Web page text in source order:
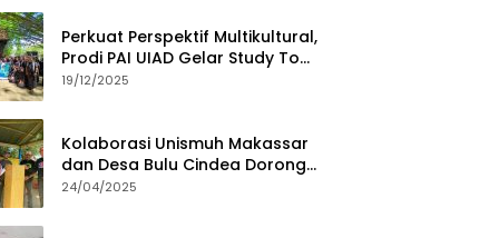
Perkuat Perspektif Multikultural,
Prodi PAI UIAD Gelar Study Tour
ke Kajang
19/12/2025
Kolaborasi Unismuh Makassar
dan Desa Bulu Cindea Dorong
Sentra Garam Industri
24/04/2025